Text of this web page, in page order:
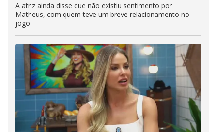
A atriz ainda disse que não existiu sentimento por
Matheus, com quem teve um breve relacionamento no
jogo